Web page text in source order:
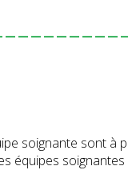
soignante sont à
équipes